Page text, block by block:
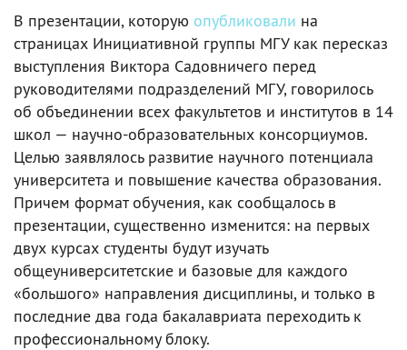
В презентации, которую опубликовали на
страницах Инициативной группы МГУ как пересказ
выступления Виктора Садовничего перед
руководителями подразделений МГУ, говорилось
об объединении всех факультетов и институтов в 14
школ — научно-образовательных консорциумов.
Целью заявлялось развитие научного потенциала
университета и повышение качества образования.
Причем формат обучения, как сообщалось в
презентации, существенно изменится: на первых
двух курсах студенты будут изучать
общеуниверситетские и базовые для каждого
«большого» направления дисциплины, и только в
последние два года бакалавриата переходить к
профессиональному блоку.